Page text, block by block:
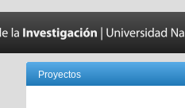
Proyectos